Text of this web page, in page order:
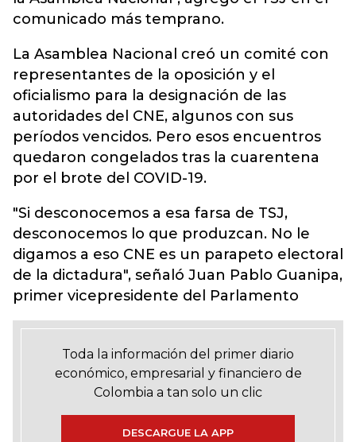
comunicado más temprano.
La Asamblea Nacional creó un comité con
representantes de la oposición y el
oficialismo para la designación de las
autoridades del CNE, algunos con sus
períodos vencidos. Pero esos encuentros
quedaron congelados tras la cuarentena
por el brote del COVID-19.
"Si desconocemos a esa farsa de TSJ,
desconocemos lo que produzcan. No le
digamos a eso CNE es un parapeto electoral
de la dictadura", señaló Juan Pablo Guanipa,
primer vicepresidente del Parlamento
Toda la información del primer diario
económico, empresarial y financiero de
Colombia a tan solo un clic
DESCARGUE LA APP